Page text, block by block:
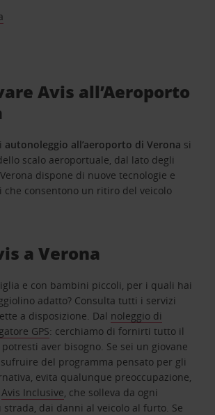
Avis all’Aeroporto
autonoleggio all’aeroporto di Verona si
scalo aeroportuale, dal lato degli
dispone di nuove tecnologie e
che consentono un ritiro del veicolo
a Verona
e con bambini piccoli, per i quali hai
adatto? Consulta tutti i servizi
a disposizione. Dal noleggio di
GPS: cerchiamo di fornirti tutto il
aver bisogno. Se sei un giovane
del programma pensato per gli
evita qualunque preoccupazione,
Avis Inclusive , che solleva da ogni
dai danni al veicolo al furto. Se